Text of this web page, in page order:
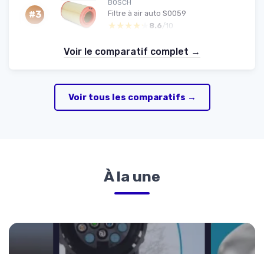
#3
BOSCH
Filtre à air auto S0059
★★★★★
★★★★★ 8.6 /10
Voir le comparatif complet →
Voir tous les comparatifs →
À la une